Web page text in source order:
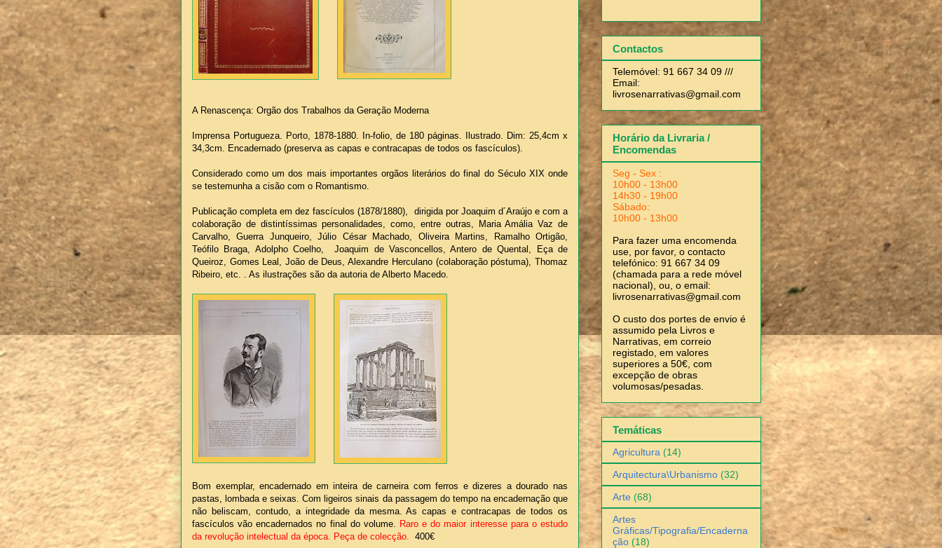
A Renascença: Orgão dos Trabalhos da Geração Moderna
Imprensa Portugueza. Porto, 1878-1880. In-folio, de 180 páginas. Ilustrado. Dim: 25,4cm x
34,3cm. Encadernado (preserva as capas e contracapas de todos os fascículos).
Considerado como um dos mais importantes orgãos literários do final do Século XIX onde
se testemunha a cisão com o Romantismo.
Publicação completa em dez fascículos (1878/1880), dirigida por Joaquim d´Araújo e com a
colaboração de distintíssimas personalidades, como, entre outras, Maria Amália Vaz de
Carvalho, Guerra Junqueiro, Júlio César Machado, Oliveira Martins, Ramalho Ortigão,
Teófilo Braga, Adolpho Coelho, Joaquim de Vasconcellos, Antero de Quental, Eça de
Queiroz, Gomes Leal, João de Deus, Alexandre Herculano (colaboração póstuma), Thomaz
Ribeiro, etc. . As ilustrações são da autoria de Alberto Macedo.
Bom exemplar, encadernado em inteira de carneira com ferros e dizeres a dourado nas
pastas, lombada e seixas. Com ligeiros sinais da passagem do tempo na encadernação que
não beliscam, contudo, a integridade da mesma. As capas e contracapas de todos os
fascículos vão encadernados no final do volume. Raro e do maior interesse para o estudo
da revolução intelectual da época. Peça de colecção. 400€
Contactos
Telemóvel: 91 667 34 09 ///
Email:
livrosenarrativas@gmail.com
Horário da Livraria /
Encomendas
Seg - Sex :
10h00 - 13h00
14h30 - 19h00
Sábado:
10h00 - 13h00
Para fazer uma encomenda
use, por favor, o contacto
telefónico: 91 667 34 09
(chamada para a rede móvel
nacional), ou, o email:
livrosenarrativas@gmail.com
O custo dos portes de envio é
assumido pela Livros e
Narrativas, em correio
registado, em valores
superiores a 50€, com
excepção de obras
volumosas/pesadas.
Temáticas
Agricultura (14)
Arquitectura\Urbanismo (32)
Arte (68)
Artes
Gráficas/Tipografia/Encaderna
ção (18)